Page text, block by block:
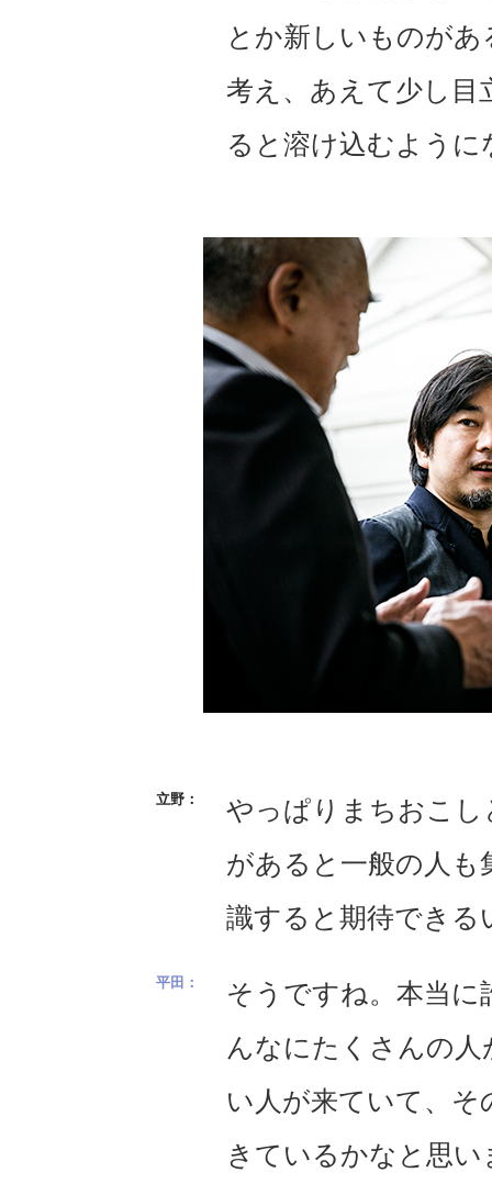
とか新しいものが
考え、あえて少し目
ると溶け込むよう
やっぱりまちおこ
があると一般の人
識すると期待できる
そうですね。本当
んなにたくさんの
い人が来ていて、そ
きているかなと思い